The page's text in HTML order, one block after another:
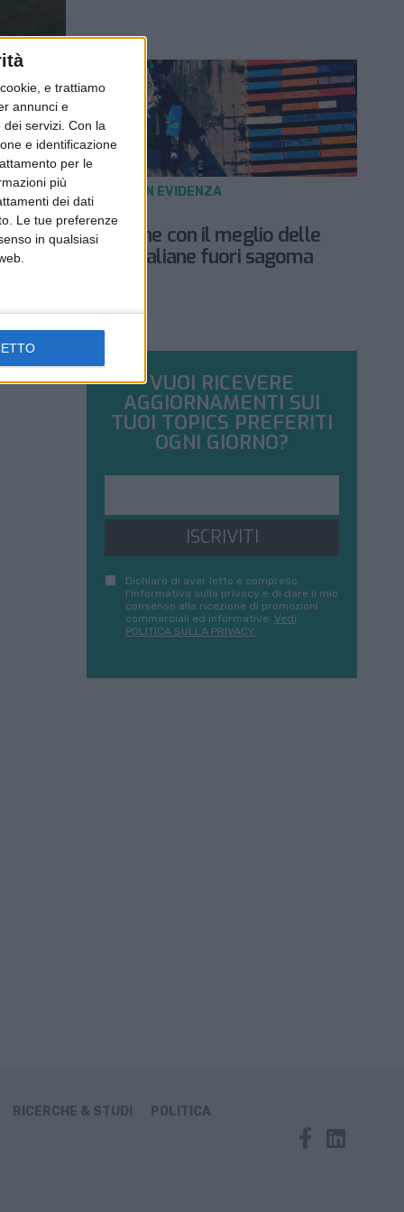
e trattiamo
annunci e
servizi. Con la
e identificazione
per le
più
dei dati
Le tue preferenze
in qualsiasi
di 64 pagine con il meglio delle
merci italiane fuori sagoma
E INTERVISTE IN EVIDENZA
OTTOBRE 2021
VUOI RICEVERE
AGGIORNAMENTI SUI
TUOI TOPICS PREFERITI
OGNI GIORNO?
ISCRIVITI
Dichiaro di aver letto e compreso
l'informativa sulla privacy e di dare il mio
consenso alla ricezione di promozioni
commerciali ed informative. Vedi
POLITICA SULLA PRIVACY.
RICERCHE & STUDI POLITICA